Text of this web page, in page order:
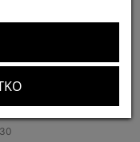
immanis
hodowców